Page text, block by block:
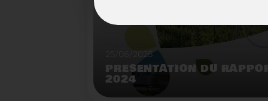
25/06/2025
PRÉSENTATION DU
2024